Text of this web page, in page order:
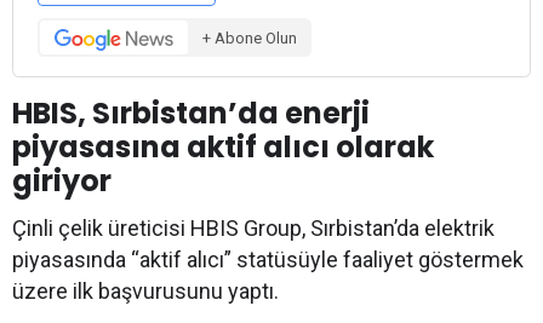
+ Abone Olun
HBIS, Sırbistan’da enerji
piyasasına aktif alıcı olarak
giriyor
Çinli çelik üreticisi HBIS Group, Sırbistan’da elektrik
piyasasında “aktif alıcı” statüsüyle faaliyet göstermek
üzere ilk başvurusunu yaptı.